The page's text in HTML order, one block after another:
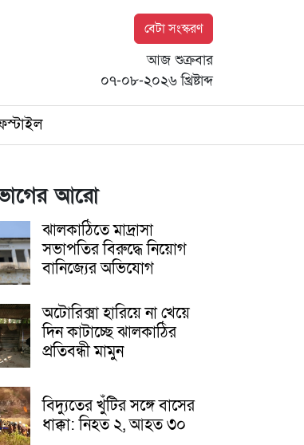
বেটা সংস্করণ
আজ শুক্রবার
০৭-০৮-২০২৬ খ্রিষ্টাব্দ
আরো
ঝালকাঠিতে মাদ্রাসা
সভাপতির বিরুদ্ধে নিয়োগ
বানিজ্যের অভিযোগ
অটোরিক্সা হারিয়ে না খেয়ে
দিন কাটাচ্ছে ঝালকাঠির
প্রতিবন্ধী মামুন
বিদ্যুতের খুঁটির সঙ্গে বাসের
ধাক্কা: নিহত ২, আহত ৩০